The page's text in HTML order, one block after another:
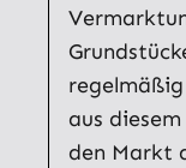
aus
den Markt